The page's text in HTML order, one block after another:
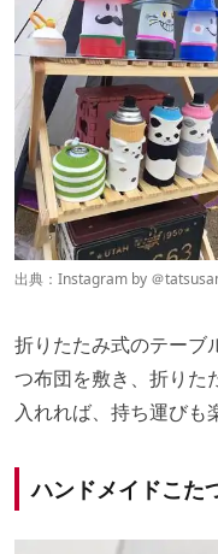
出典：Instagram by ＠
折りたたみ式のテーブ
つ布団を敷き、折りた
入れれば、持ち運びも
ハンドメイドこた